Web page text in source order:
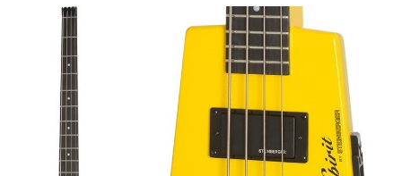
エレキギター アコギ/エレアコ
ベース
ドラム パーカッション